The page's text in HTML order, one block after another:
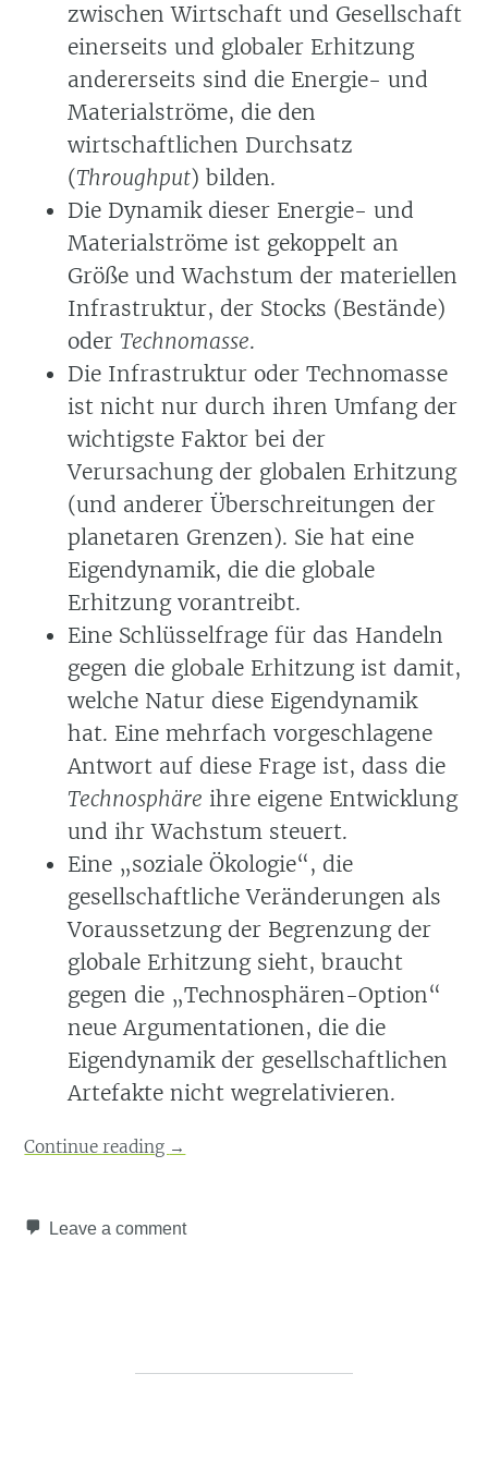
zwischen Wirtschaft und Gesellschaft
einerseits und globaler Erhitzung
andererseits sind die Energie- und
Materialströme, die den
wirtschaftlichen Durchsatz
(Throughput) bilden.
Die Dynamik dieser Energie- und
Materialströme ist gekoppelt an
Größe und Wachstum der materiellen
Infrastruktur, der Stocks (Bestände)
oderTechnomasse.
Die Infrastruktur oder Technomasse
ist nicht nur durch ihren Umfang der
wichtigste Faktor bei der
Verursachung der globalen Erhitzung
(und anderer Überschreitungen der
planetaren Grenzen). Sie hat eine
Eigendynamik, die die globale
Erhitzung vorantreibt.
Eine Schlüsselfrage für das Handeln
gegen die globale Erhitzung ist damit,
welche Natur diese Eigendynamik
hat. Eine mehrfach vorgeschlagene
Antwort auf diese Frage ist, dass die
Technosphäre ihre eigene Entwicklung
und ihr Wachstum steuert.
Eine „soziale Ökologie“, die
gesellschaftliche Veränderungen als
Voraussetzung der Begrenzung der
globale Erhitzung sieht, braucht
gegen die „Technosphären-Option“
neue Argumentationen, die die
Eigendynamik der gesellschaftlichen
Artefakte nicht wegrelativieren.
Continue reading →
Leave a comment